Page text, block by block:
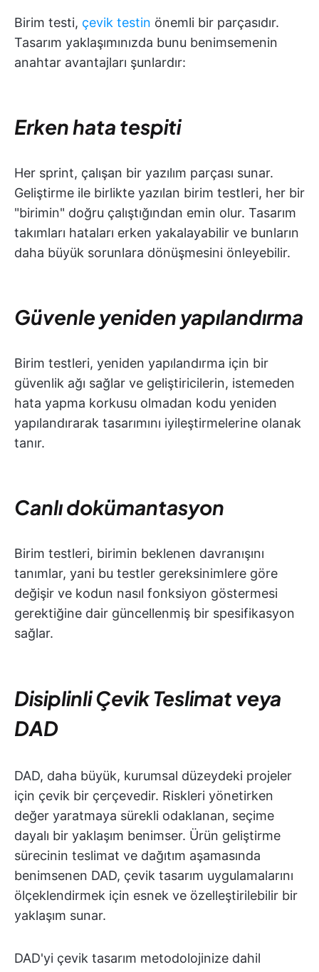
Birim testi, çevik testin önemli bir parçasıdır.
Tasarım yaklaşımınızda bunu benimsemenin
anahtar avantajları şunlardır:
Erken hata tespiti
Her sprint, çalışan bir yazılım parçası sunar.
Geliştirme ile birlikte yazılan birim testleri, her bir
"birimin" doğru çalıştığından emin olur. Tasarım
takımları hataları erken yakalayabilir ve bunların
daha büyük sorunlara dönüşmesini önleyebilir.
Güvenle yeniden yapılandırma
Birim testleri, yeniden yapılandırma için bir
güvenlik ağı sağlar ve geliştiricilerin, istemeden
hata yapma korkusu olmadan kodu yeniden
yapılandırarak tasarımını iyileştirmelerine olanak
tanır.
Canlı dokümantasyon
Birim testleri, birimin beklenen davranışını
tanımlar, yani bu testler gereksinimlere göre
değişir ve kodun nasıl fonksiyon göstermesi
gerektiğine dair güncellenmiş bir spesifikasyon
sağlar.
Disiplinli Çevik Teslimat veya
DAD
DAD, daha büyük, kurumsal düzeydeki projeler
için çevik bir çerçevedir. Riskleri yönetirken
değer yaratmaya sürekli odaklanan, seçime
dayalı bir yaklaşım benimser. Ürün geliştirme
sürecinin teslimat ve dağıtım aşamasında
benimsenen DAD, çevik tasarım uygulamalarını
ölçeklendirmek için esnek ve özelleştirilebilir bir
yaklaşım sunar.
DAD'yi çevik tasarım metodolojinize dahil